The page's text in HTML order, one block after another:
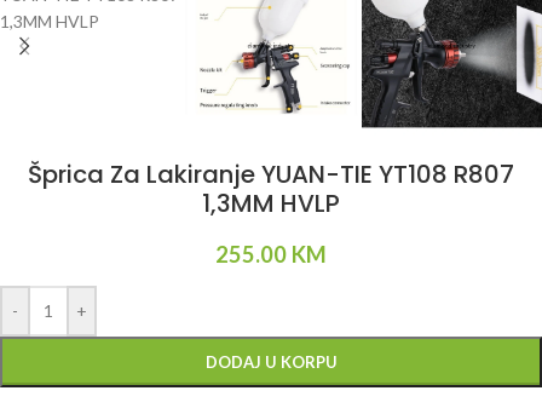
Šprica Za Lakiranje YUAN-TIE YT108 R807
1,3MM HVLP
255.00 KM
- +
DODAJ U KORPU